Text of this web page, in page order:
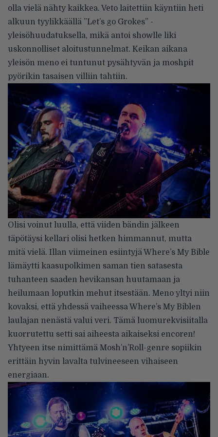
olla vielä nähty kaikkea. Veto laitettiin käyntiin heti
alkuun tyylikkäällä ”Let’s go Grokes” -
yleisöhuudatuksella, mikä antoi showlle liki
uskonnolliset aloitustunnelmat. Keikan aikana
yleisön meno ei tuntunut pysähtyvän ja moshpit
pyörikin tasaisen villiin tahtiin.
Olisi voinut luulla, että viiden bändin jälkeen
täpötäysi kellari olisi hetken himmannut, mutta
mitä vielä. Illan viimeinen esiintyjä Where’s My Bible
lämäytti kaasupolkimen saman tien satasesta
tuhanteen saaden hevikansan huutamaan ja
heilumaan loputkin mehut itsestään. Meno yltyi niin
kovaksi, että yhdessä vaiheessa Where’s My Biblen
laulajan nenästä valui veri. Tämä luomurekvisiitalla
kuorrutettu setti sai aiheesta aikaiseksi encoren!
Yhtyeen itse nimittämä Mosh’n’Roll-genre sopiikin
erittäin hyvin lavalta tulvineeseen vihaiseen
energiaan.